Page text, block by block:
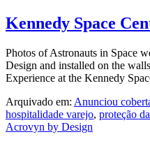
Kennedy Space
Photos of Astronauts in Space
Design and installed on the
Experience at the Kennedy
Arquivado em: Anunciou
hospitalidade varejo, proteção
Acrovyn by Design